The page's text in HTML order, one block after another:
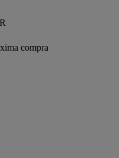
compra